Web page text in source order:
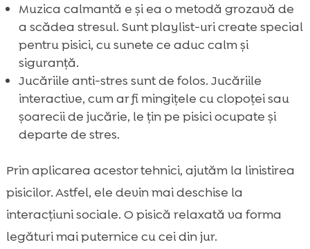
Muzica calmantă e și ea o metodă grozavă de
a scădea stresul. Sunt playlist-uri create special
pentru pisici, cu sunete ce aduc calm și
siguranță.
Jucăriile anti-stres sunt de folos. Jucăriile
interactive, cum ar fi mingițele cu clopoței sau
șoarecii de jucărie, le țin pe pisici ocupate și
departe de stres.
Prin aplicarea acestor tehnici, ajutăm la linistirea
pisicilor. Astfel, ele devin mai deschise la
interacțiuni sociale. O pisică relaxată va forma
legături mai puternice cu cei din jur.